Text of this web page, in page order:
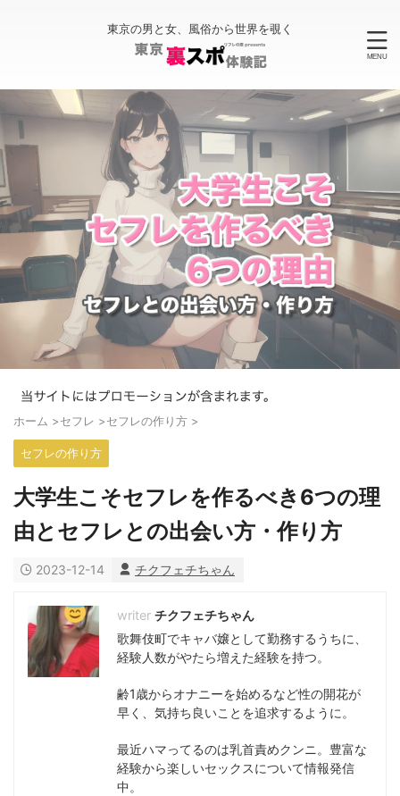
東京の男と女、風俗から世界を覗く
ホーム >セフレ >セフレの作り方 >
セフレの作り方
大学生こそセフレを作るべき6つの理
由とセフレとの出会い方・作り方
2023-12-14 チクフェチちゃん
チクフェチちゃん
歌舞伎町でキャバ嬢として勤務するうちに、
経験人数がやたら増えた経験を持つ。
齢1歳からオナニーを始めるなど性の開花が
早く、気持ち良いことを追求するように。
最近ハマってるのは乳首責めクンニ。豊富な
経験から楽しいセックスについて情報発信
中。